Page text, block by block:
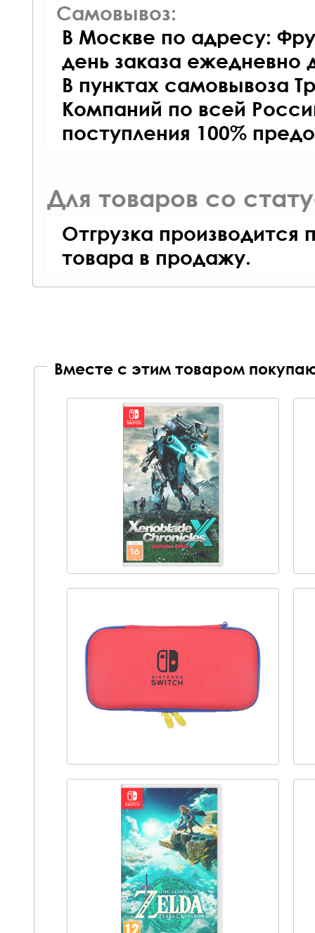
Самовывоз:
В Москве по адресу:
день заказа ежедневно
В пунктах самовывоза
Компаний по всей
поступления 100%
Для товаров со
Отгрузка производится
товара в продажу.
Вместе с этим товаром